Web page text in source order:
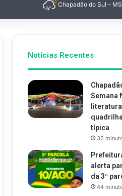
Chapadão do Sul - MS
Notícias Recentes
Semana
típica
32
alerta
da 3ª
44